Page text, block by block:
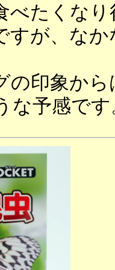
べたくな
すが、な
の印象か
な予感です